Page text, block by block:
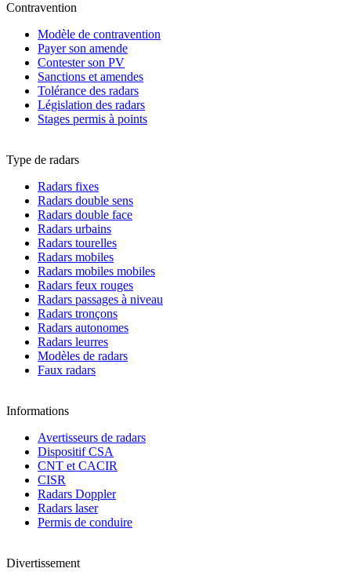
Contravention
Modèle de contravention
Payer son amende
Contester son PV
Sanctions et amendes
Tolérance des radars
Législation des radars
Stages permis à points
Type de radars
Radars fixes
Radars double sens
Radars double face
Radars urbains
Radars tourelles
Radars mobiles
Radars mobiles mobiles
Radars feux rouges
Radars passages à niveau
Radars tronçons
Radars autonomes
Radars leurres
Modèles de radars
Faux radars
Informations
Avertisseurs de radars
Dispositif CSA
CNT et CACIR
CISR
Radars Doppler
Radars laser
Permis de conduire
Divertissement